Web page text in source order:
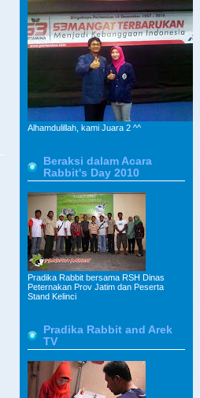
Alhamdulillah, kami Juara 2 ^^
Beraksi dalam Acara
Rabbit's Day 2010
Pradika Rabbit bersama RSH Dinas
Peternakan Prov Jatim dan Peserta
Stand Kelinci
Pradika Rabbit and Arek
TV